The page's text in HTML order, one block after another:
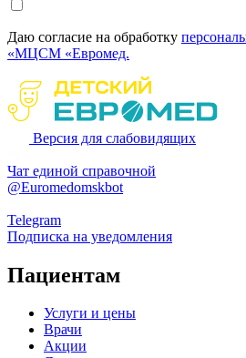
Даю согласие на обработку
«МЦСМ «Евромед.
Версия для слабовидящих
Чат единой справочной
@Euromedomskbot
Telegram
Подписка на уведомления
Пациентам
Услуги и цены
Врачи
Акции